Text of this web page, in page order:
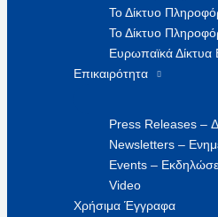
Το Δίκτυο
Το Δίκτυο
Ευρωπαϊκά
Επικαιρότητα
Press Releases –
Newsletters –
Events –
Video
Χρήσιμα Έγγραφα